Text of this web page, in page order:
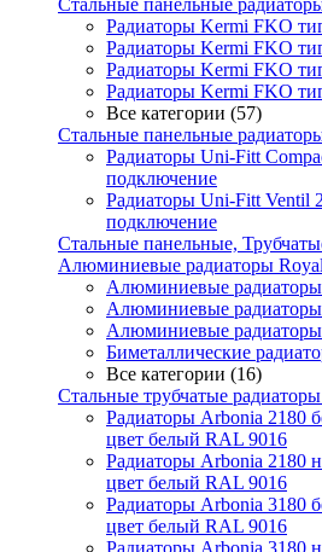
Стальные панельные
Радиаторы Kermi FKO
Радиаторы Kermi FKO
Радиаторы Kermi FKO
Радиаторы Kermi FKO
Все категории (57)
Стальные панельные
Радиаторы Uni-Fitt
подключение
Радиаторы Uni-Fitt Ventil
подключение
Стальные панельные,
Алюминиевые радиаторы
Алюминиевые
Алюминиевые
Алюминиевые
Биметаллические
Все категории (16)
Стальные трубчатые
Радиаторы Arbonia 2180
цвет белый RAL 9016
Радиаторы Arbonia 2180
цвет белый RAL 9016
Радиаторы Arbonia 3180
цвет белый RAL 9016
Радиаторы Arbonia 3180